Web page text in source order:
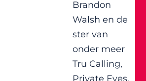
Brandon
Walsh en de
ster van
onder meer
Tru Calling,
Private Eyes,